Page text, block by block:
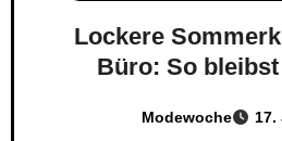
Lockere
Büro: So
Modewoche 17.